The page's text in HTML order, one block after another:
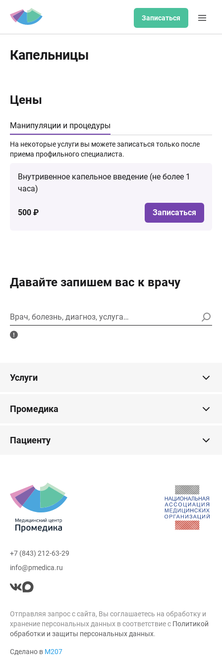
Записаться
Капельницы
Цены
Манипуляции и процедуры
На некоторые услуги вы можете записаться только после
приема профильного специалиста.
Внутривенное капельное введение (не более 1
часа)
500 ₽ Записаться
Давайте запишем вас к врачу
Врач, болезнь, диагноз, услуга…
Услуги
Промедика
Пациенту
+7 (843) 212-63-29
info@pmedica.ru
Отправляя запрос с сайта, Вы соглашаетесь на обработку и
хранение персональных данных в соответствие с Политикой
обработки и защиты персональных данных.
Сделано в М207